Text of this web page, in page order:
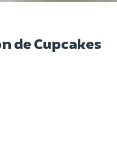
de Cupcakes